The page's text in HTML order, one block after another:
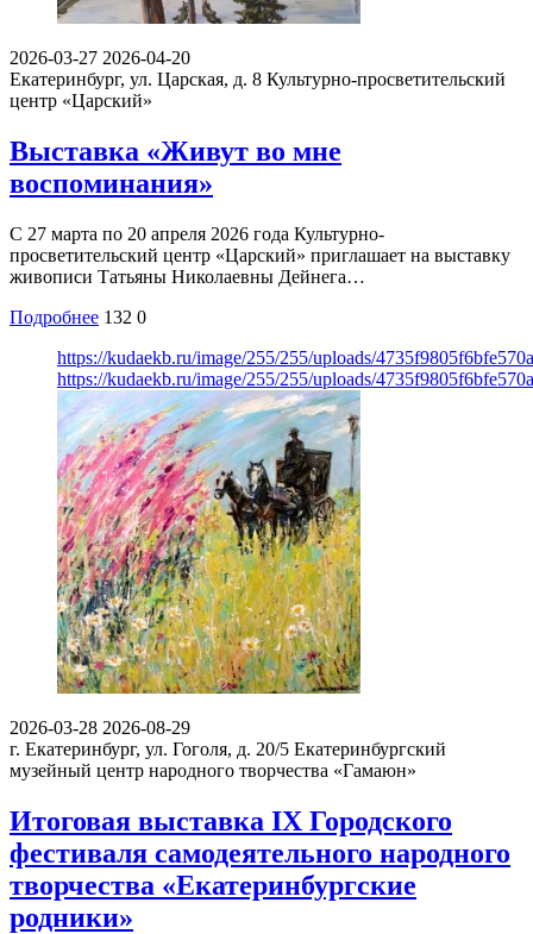
2026-03-27 2026-04-20
Екатеринбург, ул. Царская, д. 8 Культурно-просветительский
центр «Царский»
Выставка «Живут во мне
воспоминания»
С 27 марта по 20 апреля 2026 года Культурно-
просветительский центр «Царский» приглашает на выставку
живописи Татьяны Николаевны Дейнега…
Подробнее 132 0
https://kudaekb.ru/image/255/255/uploads/
https://kudaekb.ru/image/255/255/uploads/
2026-03-28 2026-08-29
г. Екатеринбург, ул. Гоголя, д. 20/5 Екатеринбургский
музейный центр народного творчества «Гамаюн»
Итоговая выставка IX Городского
фестиваля самодеятельного народного
творчества «Екатеринбургские
родники»